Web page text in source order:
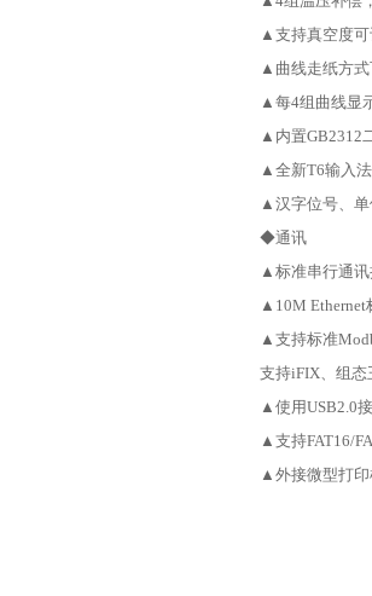
▲支持真空度
▲曲线走纸方
▲每4组曲线显
▲内置GB2312
▲全新T6输入
▲汉字位号、
◆通讯
▲标准串行通讯
▲10M Ethernet
▲支持标准
支持iFIX、组态
▲使用USB2.0
▲支持FAT16/
▲外接微型打印